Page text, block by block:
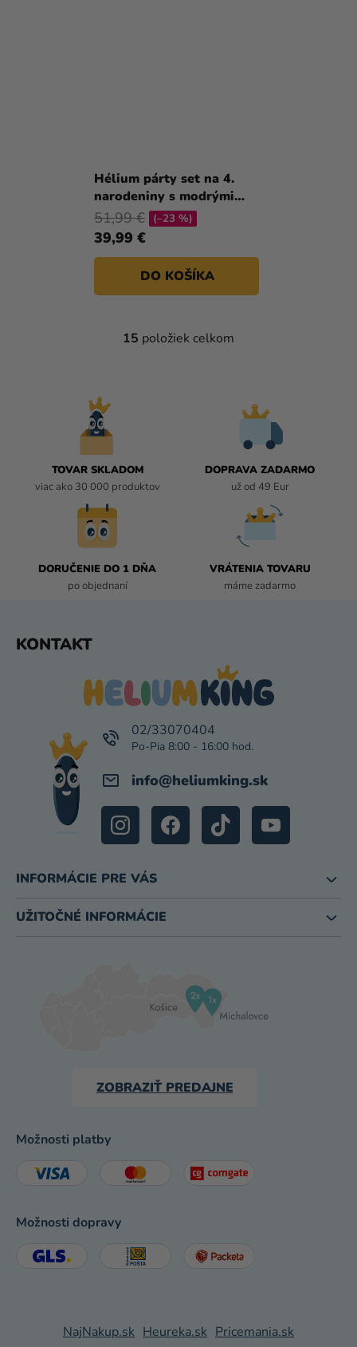
Hélium párty set na 4.
narodeniny s modrými
balónmi
39,99 €
51,99 € (–23 %)
DO KOŠÍKA
O
U
15 položiek celkom
TOVAR SKLADOM
viac ako 30 000 produktov
DOPRAVA ZADARMO
už od 49 Eur
DORUČENIE DO 1 DŇA
po objednaní
VRÁTENIA TOVARU
máme zadarmo
KONTAKT
info@heliumking.sk
02/33070404
INFORMÁCIE PRE VÁS
UŽITOČNÉ INFORMÁCIE
ZOBRAZIŤ PREDAJNE
Možnosti platby
Možnosti dopravy
NajNakup.sk Heureka.sk Pricemania.sk